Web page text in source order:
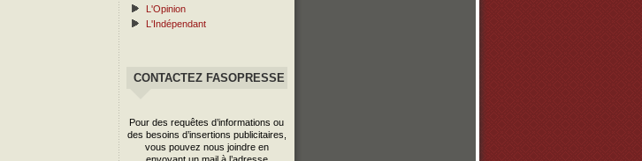
L'Opinion
L'Indépendant
CONTACTEZ FASOPRESSE
Pour des requêtes d’informations ou
des besoins d’insertions publicitaires,
vous pouvez nous joindre en